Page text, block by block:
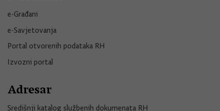
e-Građani
e-Savjetovanja
Portal otvorenih podataka RH
Izvozni portal
Adresar
Središnji katalog službenih dokumenata RH